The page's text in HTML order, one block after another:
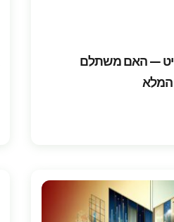
— האם משתלם